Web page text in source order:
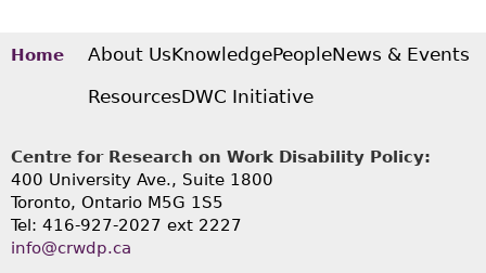
Home About UsKnowledgePeopleNews & Events
ResourcesDWC Initiative
Centre for Research on Work Disability Policy:
400 University Ave., Suite 1800
Toronto, Ontario M5G 1S5
Tel: 416-927-2027 ext 2227
info@crwdp.ca